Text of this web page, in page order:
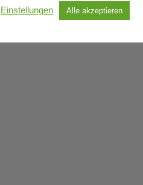
Einstellungen Alle akzeptieren